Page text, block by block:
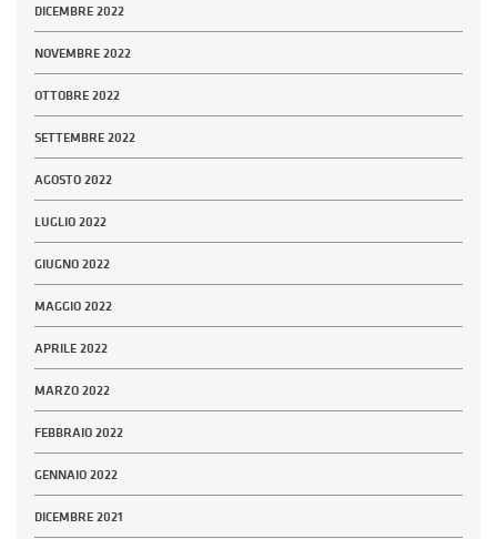
DICEMBRE 2022
NOVEMBRE 2022
OTTOBRE 2022
SETTEMBRE 2022
AGOSTO 2022
LUGLIO 2022
GIUGNO 2022
MAGGIO 2022
APRILE 2022
MARZO 2022
FEBBRAIO 2022
GENNAIO 2022
DICEMBRE 2021